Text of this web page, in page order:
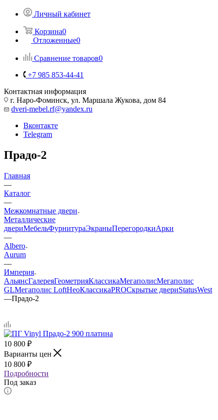
Личный кабинет
Корзина0
Отложенные0
Сравнение товаров0
+7 985 853-44-41
Контактная информация
г. Наро-Фоминск, ул. Маршала Жукова, дом 84
dveri-mebel.rf@yandex.ru
Вконтакте
Telegram
Прадо-2
Главная
—
Каталог
—
Межкомнатные двери
Металлические
двериМебельФурнитураЭкраныПерегородкиАрки
—
Albero
Aurum
—
Империя
АльянсГалереяГеометрияКлассикаМегаполисМегаполис
GLМегаполис LoftНеоКлассикаPROСкрытые двериStatusWest
—Прадо-2
10 800 ₽
Варианты цен
10 800 ₽
Подробности
Под заказ